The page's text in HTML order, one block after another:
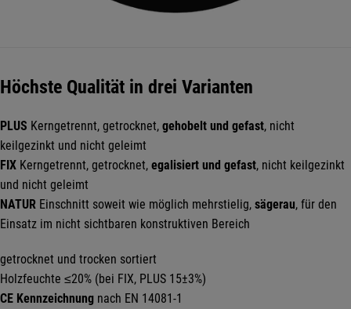
Höchste Qualität in drei Varianten
PLUS Kerngetrennt, getrocknet, gehobelt und gefast, nicht
keilgezinkt und nicht geleimt
FIX Kerngetrennt, getrocknet, egalisiert und gefast, nicht keilgezinkt
und nicht geleimt
NATUR Einschnitt soweit wie möglich mehrstielig, sägerau, für den
Einsatz im nicht sichtbaren konstruktiven Bereich
getrocknet und trocken sortiert
Holzfeuchte ≤20% (bei FIX, PLUS 15±3%)
CE Kennzeichnung nach EN 14081-1